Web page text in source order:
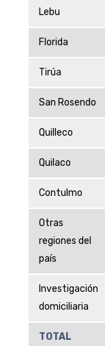
Lebu
Florida
Tirúa
San Rosendo
Quilleco
Quilaco
Contulmo
Otras
regiones del
país
Investigación
domiciliaria
TOTAL